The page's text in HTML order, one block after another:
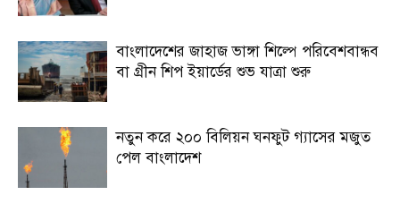
বাংলাদেশের জাহাজ ভাঙ্গা শিল্পে পরিবেশবান্ধব
বা গ্রীন শিপ ইয়ার্ডের শুভ যাত্রা শুরু
নতুন করে ২০০ বিলিয়ন ঘনফুট গ্যাসের মজুত
পেল বাংলাদেশ